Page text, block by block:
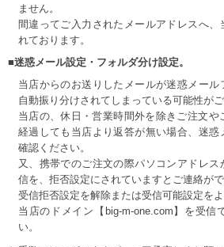
ません。
間違ってご入力されたメールアドレスへ、
れております。
■迷惑メール設定・フォルダ分け設定。
当店からのお送りしたメールが迷惑メー
自動振り分けされてしまっている可能性がご
当店の、休日・営業時間外を除きご注文や
経過しても当店より返答が無い場合、迷
確認ください。
又、携帯でのご注文の際パソコンアドレ
信を、拒否設定にされていますとご連絡がで
受信拒否設定を解除または受信可能設定を
当店のドメイン【big-m-one.com】を受信
い。